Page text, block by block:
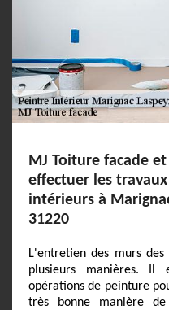
MJ Toiture facade
effectuer les
intérieurs à
31220
L'entretien des murs
plusieurs manières. Il
opérations de peinture
très bonne manière